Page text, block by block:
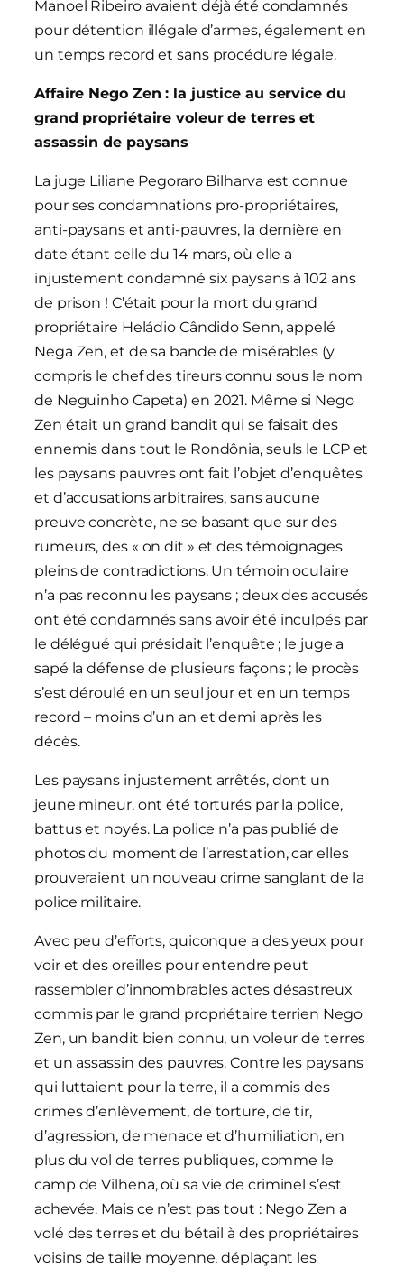
Manoel Ribeiro avaient déjà été condamnés
pour détention illégale d’armes, également en
un temps record et sans procédure légale.
Affaire Nego Zen : la justice au service du
grand propriétaire voleur de terres et
assassin de paysans
La juge Liliane Pegoraro Bilharva est connue
pour ses condamnations pro-propriétaires,
anti-paysans et anti-pauvres, la dernière en
date étant celle du 14 mars, où elle a
injustement condamné six paysans à 102 ans
de prison ! C’était pour la mort du grand
propriétaire Heládio Cândido Senn, appelé
Nega Zen, et de sa bande de misérables (y
compris le chef des tireurs connu sous le nom
de Neguinho Capeta) en 2021. Même si Nego
Zen était un grand bandit qui se faisait des
ennemis dans tout le Rondônia, seuls le LCP et
les paysans pauvres ont fait l’objet d’enquêtes
et d’accusations arbitraires, sans aucune
preuve concrète, ne se basant que sur des
rumeurs, des « on dit » et des témoignages
pleins de contradictions. Un témoin oculaire
n’a pas reconnu les paysans ; deux des accusés
ont été condamnés sans avoir été inculpés par
le délégué qui présidait l’enquête ; le juge a
sapé la défense de plusieurs façons ; le procès
s’est déroulé en un seul jour et en un temps
record – moins d’un an et demi après les
décès.
Les paysans injustement arrêtés, dont un
jeune mineur, ont été torturés par la police,
battus et noyés. La police n’a pas publié de
photos du moment de l’arrestation, car elles
prouveraient un nouveau crime sanglant de la
police militaire.
Avec peu d’efforts, quiconque a des yeux pour
voir et des oreilles pour entendre peut
rassembler d’innombrables actes désastreux
commis par le grand propriétaire terrien Nego
Zen, un bandit bien connu, un voleur de terres
et un assassin des pauvres. Contre les paysans
qui luttaient pour la terre, il a commis des
crimes d’enlèvement, de torture, de tir,
d’agression, de menace et d’humiliation, en
plus du vol de terres publiques, comme le
camp de Vilhena, où sa vie de criminel s’est
achevée. Mais ce n’est pas tout : Nego Zen a
volé des terres et du bétail à des propriétaires
voisins de taille moyenne, déplaçant les